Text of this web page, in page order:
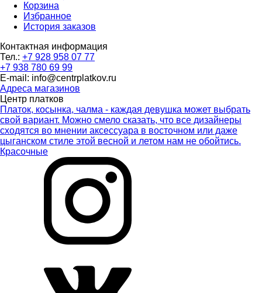
Корзина
Избранное
История заказов
Контактная информация
Тел.: +7 928 958 07 77
+7 938 780 69 99
E-mail: info@centrplatkov.ru
Адреса магазинов
Центр платков
Платок, косынка, чалма - каждая девушка может выбрать
свой вариант. Можно смело сказать, что все дизайнеры
сходятся во мнении аксессуара в восточном или даже
цыганском стиле этой весной и летом нам не обойтись.
Красочные